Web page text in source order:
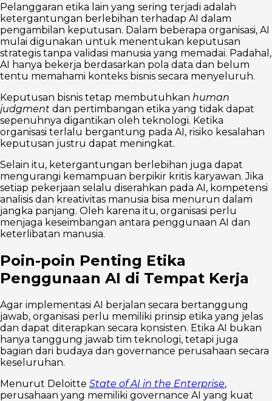
Pelanggaran etika lain yang sering terjadi adalah
ketergantungan berlebihan terhadap AI dalam
pengambilan keputusan. Dalam beberapa organisasi, AI
mulai digunakan untuk menentukan keputusan
strategis tanpa validasi manusia yang memadai. Padahal,
AI hanya bekerja berdasarkan pola data dan belum
tentu memahami konteks bisnis secara menyeluruh.
Keputusan bisnis tetap membutuhkan human
judgment dan pertimbangan etika yang tidak dapat
sepenuhnya digantikan oleh teknologi. Ketika
organisasi terlalu bergantung pada AI, risiko kesalahan
keputusan justru dapat meningkat.
Selain itu, ketergantungan berlebihan juga dapat
mengurangi kemampuan berpikir kritis karyawan. Jika
setiap pekerjaan selalu diserahkan pada AI, kompetensi
analisis dan kreativitas manusia bisa menurun dalam
jangka panjang. Oleh karena itu, organisasi perlu
menjaga keseimbangan antara penggunaan AI dan
keterlibatan manusia.
Poin-poin Penting Etika
Penggunaan AI di Tempat Kerja
Agar implementasi AI berjalan secara bertanggung
jawab, organisasi perlu memiliki prinsip etika yang jelas
dan dapat diterapkan secara konsisten. Etika AI bukan
hanya tanggung jawab tim teknologi, tetapi juga
bagian dari budaya dan governance perusahaan secara
keseluruhan.
Menurut Deloitte State of AI in the Enterprise,
perusahaan yang memiliki governance AI yang kuat